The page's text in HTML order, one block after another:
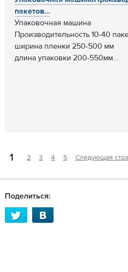
пакетов...
Упаковочная машина
Производительность 10-40
ширина пленки 250-500 мм
длина упаковки 200-550мм...
1 2 3 4 5 Следующая
Поделиться: